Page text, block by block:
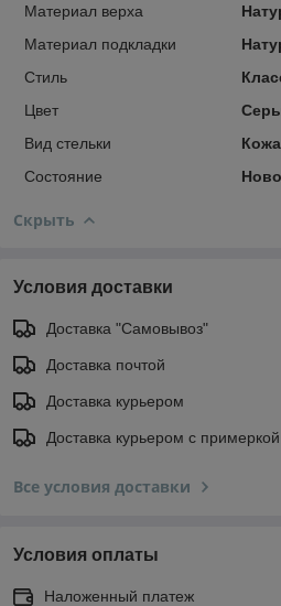
Материал верха
Материал подкладки
Стиль
Цвет
Вид стельки
Состояние
Скрыть
Условия доставки
Доставка "Самовывоз"
Доставка почтой
Доставка курьером
Доставка курьером с примеркой
Все условия доставки
Условия оплаты
Наложенный платеж